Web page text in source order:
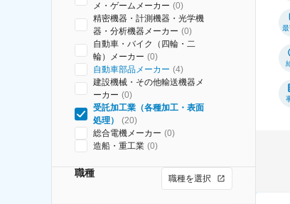
メ・ゲームメーカー (0)
精密機器・計測機器・光学機
器・分析機器メーカー (0)
自動車・バイク（四輪・二
輪）メーカー (0)
自動車部品メーカー (4)
建設機械・その他輸送機器メ
ーカー (0)
受託加工業（各種加工・表面
処理）
(20)
総合電機メーカー (0)
造船・重工業 (0)
職種 職種を選択